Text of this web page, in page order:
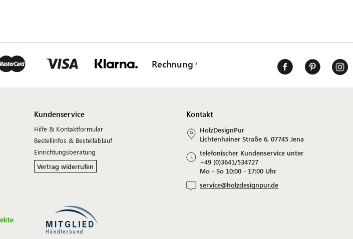
Rechnung
Kundenservice
Hilfe & Kontaktformular
Bestellinfos & Bestellablauf
Einrichtungsberatung
Vertrag widerrufen
Kontakt
HolzDesignPur
Lichtenhainer Straße 6, 07745 Jena
telefonischer Kundenservice unter
+49 (0)3641/534727
Mo - So 10:00 - 17:00 Uhr
service@holzdesignpur.de